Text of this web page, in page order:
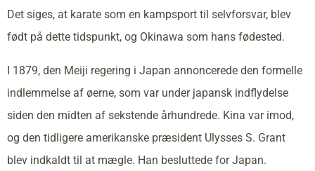
Det siges, at karate som en kampsport til selvforsvar, blev
født på dette tidspunkt, og Okinawa som hans fødested.
I 1879, den Meiji regering i Japan annoncerede den formelle
indlemmelse af øerne, som var under japansk indflydelse
siden den midten af sekstende århundrede. Kina var imod,
og den tidligere amerikanske præsident Ulysses S. Grant
blev indkaldt til at mægle. Han besluttede for Japan.